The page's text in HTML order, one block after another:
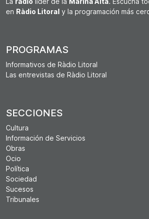
en Ràdio Litoral y la programación más
PROGRAMAS
Informativos de Ràdio Litoral
Las entrevistas de Ràdio Litoral
SECCIONES
Cultura
Información de Servicios
Obras
Ocio
Política
Sociedad
Sucesos
Tribunales